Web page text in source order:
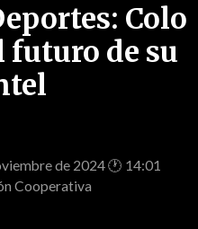
Colo
futuro de su
de 2024 🕐 14:01
Cooperativa